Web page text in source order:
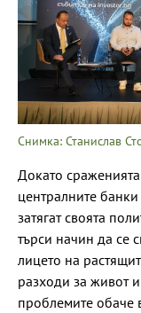
Снимка: Станислав
Докато
централните
затягат своята
търси начин да се
лицето на
разходи за живот
проблемите обаче